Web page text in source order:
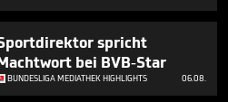
spricht
bei BVB-Star
BUNDESLIGA MEDIATHEK HIGHLIGHTS 06.08.